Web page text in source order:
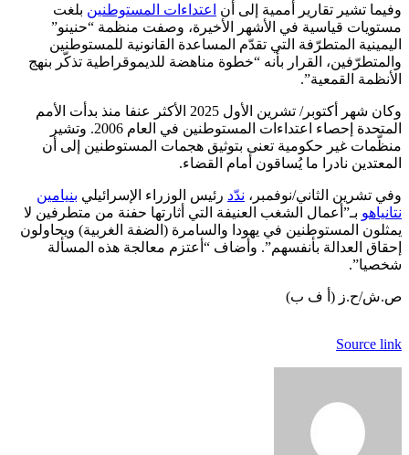
وفيما تشير تقارير أممية إلى أن اعتداءات المستوطنين بلغت
مستويات قياسية في الأشهر الأخيرة، وصفت منظمة “حنينو”
اليمينية المتطرّفة التي تقدّم المساعدة القانونية للمستوطنين
والمتطرّفين، القرار بأنه “خطوة مناهضة للديموقراطية تذكّر بنهج
الأنظمة القمعية”.
وكان شهر أكتوبر/ تشرين الأول 2025 الأكثر عنفا منذ بدأت الأمم
المتحدة إحصاء اعتداءات المستوطنين في العام 2006. وتشير
منظّمات غير حكومية تعنى بتوثيق هجمات المستوطنين إلى أن
المعتدين نادرا ما يُساقون أمام القضاء.
وفي تشرين الثاني/نوفمبر، ندّد رئيس الوزراء الإسرائيلي بنيامين
نتانياهو بـ”أعمال الشغب العنيفة التي أثارتها حفنة من متطرفين لا
يمثلون المستوطنين في يهودا والسامرة (الضفة الغربية) ويحاولون
إحقاق العدالة بأنفسهم”. وأضاف “أعتزم معالجة هذه المسألة
شخصيا”.
ص.ش/ح.ز (أ ف ب)
Source link